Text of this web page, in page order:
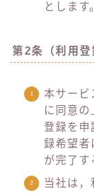
とします
第2条（利用登
本サービ
に同意
登録を
録希望者
が完了す
当社は